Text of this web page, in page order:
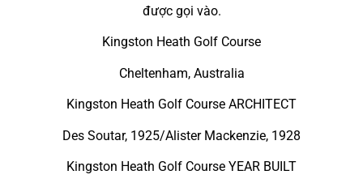
được gọi vào.
Kingston Heath Golf Course
Cheltenham, Australia
Kingston Heath Golf Course ARCHITECT
Des Soutar, 1925/Alister Mackenzie, 1928
Kingston Heath Golf Course YEAR BUILT